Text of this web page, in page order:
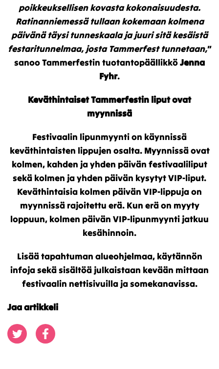
poikkeuksellisen kovasta kokonaisuudesta.
Ratinanniemessä tullaan kokemaan kolmena
päivänä täysi tunneskaala ja juuri sitä kesäistä
festaritunnelmaa, josta Tammerfest tunnetaan,”
sanoo Tammerfestin tuotantopäällikköJenna
Fyhr.
Keväthintaiset Tammerfestin liput ovat
myynnissä
Festivaalin lipunmyynti on käynnissä
keväthintaisten lippujen osalta. Myynnissä ovat
kolmen, kahden ja yhden päivän festivaaliliput
sekä kolmen ja yhden päivän kysytyt VIP-liput.
Keväthintaisia kolmen päivän VIP-lippuja on
myynnissä rajoitettu erä. Kun erä on myyty
loppuun, kolmen päivän VIP-lipunmyynti jatkuu
kesähinnoin.
Lisää tapahtuman alueohjelmaa, käytännön
infoja sekä sisältöä julkaistaan kevään mittaan
festivaalin nettisivuilla ja somekanavissa.
Jaa artikkeli
Jaa TwitterissäJaa Facebookissa